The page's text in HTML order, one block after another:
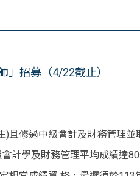
」招募（4/22截止）
且修過中級會計及財務管理並
計學及財務管理平均成績達80